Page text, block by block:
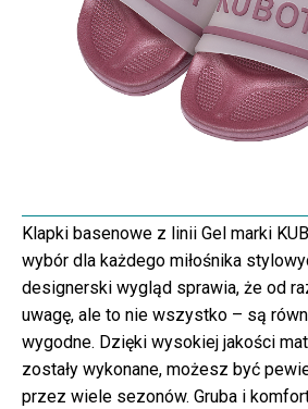
Klapki basenowe z linii Gel marki
wybór dla każdego miłośnika
designerski wygląd sprawia, że od
uwagę, ale to nie wszystko – są
wygodne. Dzięki wysokiej jakości
zostały wykonane, możesz być
przez wiele sezonów. Gruba i